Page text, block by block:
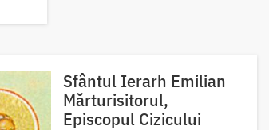
Sfântul Ierarh Emilian
Mărturisitorul,
Episcopul Cizicului